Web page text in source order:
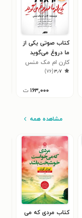
کتاب صوتی یکی از
ما دروغ می‌گوید
کارن ام مک منس
۳٫۷(۷۶)
۱۶۳,۰۰۰ ت
مشاهده همه
کتاب مردی که می